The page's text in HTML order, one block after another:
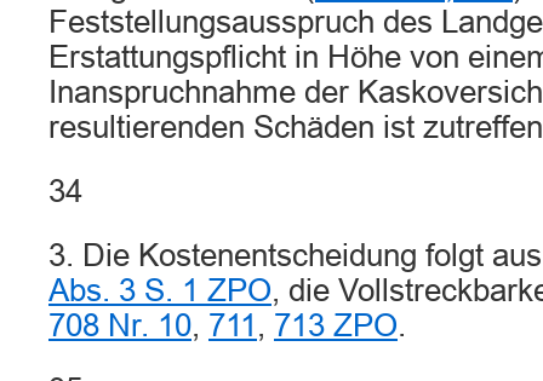
Feststellungsausspruch des
Erstattungspflicht in Höhe von
Inanspruchnahme der
resultierenden Schäden ist
34
3. Die Kostenentscheidung folgt
Abs. 3 S. 1 ZPO, die
708 Nr. 10, 711 , 713 ZPO.